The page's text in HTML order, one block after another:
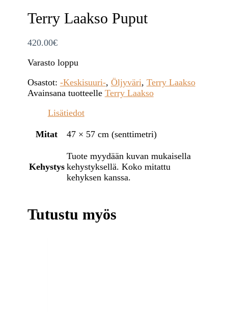
Terry Laakso Puput
420.00€
Varasto loppu
Osastot: -Keskisuuri-, Öljyväri, Terry Laakso
Avainsana tuotteelle Terry Laakso
Lisätiedot
Mitat 47 × 57 cm (senttimetri)
Kehystys
Tuote myydään kuvan mukaisella
kehystyksellä. Koko mitattu
kehyksen kanssa.
Tutustu myös